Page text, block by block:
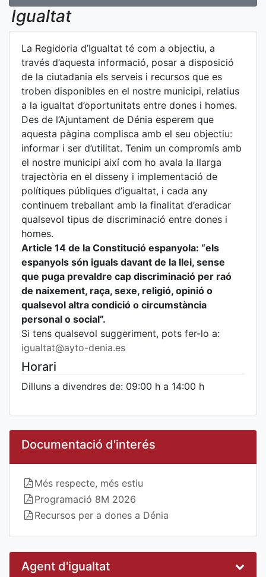
Igualtat
La Regidoria d’Igualtat té com a objectiu, a
través d’aquesta informació, posar a disposició
de la ciutadania els serveis i recursos que es
troben disponibles en el nostre municipi, relatius
a la igualtat d’oportunitats entre dones i homes.
Des de l’Ajuntament de Dénia esperem que
aquesta pàgina complisca amb el seu objectiu:
informar i ser d’utilitat. Tenim un compromís amb
el nostre municipi així com ho avala la llarga
trajectòria en el disseny i implementació de
polítiques públiques d’igualtat, i cada any
continuem treballant amb la finalitat d’eradicar
qualsevol tipus de discriminació entre dones i
homes.
Article 14 de la Constitució espanyola: “els
espanyols són iguals davant de la llei, sense
que puga prevaldre cap discriminació per raó
de naixement, raça, sexe, religió, opinió o
qualsevol altra condició o circumstància
personal o social”.
Si tens qualsevol suggeriment, pots fer-lo a:
igualtat@ayto-denia.es
Horari
Dilluns a divendres de: 09:00 h a 14:00 h
Documentació d'interés
Més respecte, més estiu
Programació 8M 2026
Recursos per a dones a Dénia
Agent d'igualtat